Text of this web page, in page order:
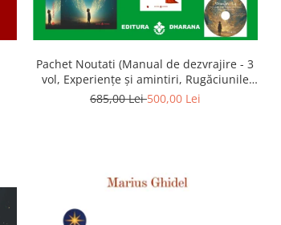
Pachet Noutati (Manual de dezvrajire - 3
vol, Experiențe și amintiri, Rugăciunile
Luceafarului de dimineata) - Marius
685,00 Lei500,00 Lei